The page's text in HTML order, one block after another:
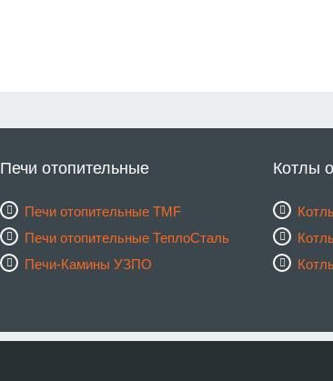
Печи отопительные
Печи отопительные TMF
Печи отопительные ТеплоСталь
Печи-Камины УЗПО
Котлы